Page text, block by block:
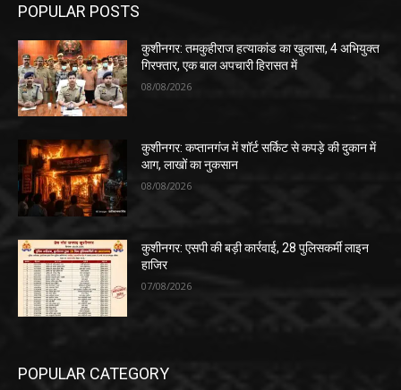
POPULAR POSTS
कुशीनगर: तमकुहीराज हत्याकांड का खुलासा, 4 अभियुक्त
गिरफ्तार, एक बाल अपचारी हिरासत में
08/08/2026
कुशीनगर: कप्तानगंज में शॉर्ट सर्किट से कपड़े की दुकान में
आग, लाखों का नुकसान
08/08/2026
कुशीनगर: एसपी की बड़ी कार्रवाई, 28 पुलिसकर्मी लाइन
हाजिर
07/08/2026
POPULAR CATEGORY